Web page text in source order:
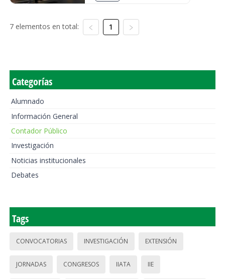
7 elementos en total: 1
Categorías
Alumnado
Información General
Contador Público
Investigación
Noticias institucionales
Debates
Tags
CONVOCATORIAS INVESTIGACIÓN EXTENSIÓN
JORNADAS CONGRESOS IIATA IIE